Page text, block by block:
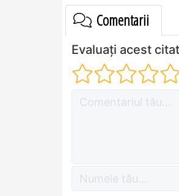
Comentarii
Evaluați acest